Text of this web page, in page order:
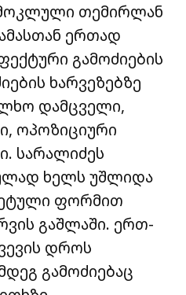
მოკლული თემირლან
ერთად
გამოძიების
ხარვეზებზე
დამცველი,
ოპოზიციური
სარალიძეს
ხელს უშლიდა
ფორმით
გაშლაში. ერთ-
დროს
გამოძიებაც